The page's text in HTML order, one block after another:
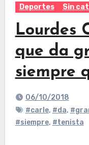
Deportes Sin
Lourdes
que da
siempre
06/10/2018
#carle, #da,
#siempre, #tenista